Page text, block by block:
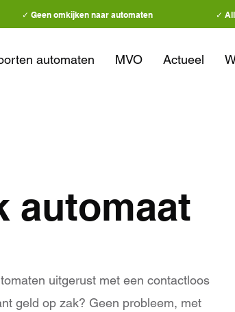
✓ Geen omkijken naar automaten ✓
automaten MVO Actueel
automaat
uitgerust met een contactloos
geld op zak? Geen probleem, met